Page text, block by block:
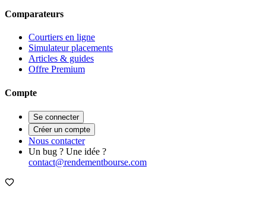
Comparateurs
Courtiers en ligne
Simulateur placements
Articles & guides
Offre Premium
Compte
Se connecter
Créer un compte
Nous contacter
Un bug ? Une idée ?
contact@rendementbourse.com